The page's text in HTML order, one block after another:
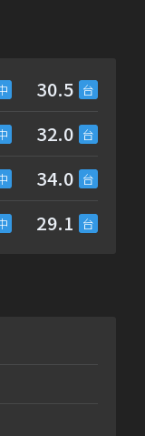
30.5
32.0
34.0
29.1